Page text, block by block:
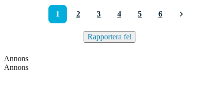
1 2 3 4 5 6
Rapportera fel
Annons
Annons